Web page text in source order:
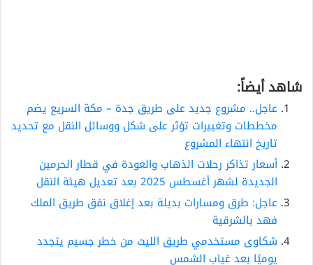
شاهد أيضاً:
عاجل.. مشروع جديد على طريق جدة – مكة السريع يضم
مخططات وتغييرات تؤثر على شكل ووسائل النقل مع تحديد
تاريخ انتهاء المشروع
أسعار تذاكر رحلات الذهاب والعودة في قطار الحرمين
الجديدة لشهر أغسطس 2025 بعد تعديل هيئة النقل
عاجل: طرق ومسارات بديلة بعد إغلاق نفق طريق الملك
فهد بالشرقية
شكاوى مستخدمي طريق الليث من خطر جسيم يتجدد
يوميًا بعد غياب الشمس